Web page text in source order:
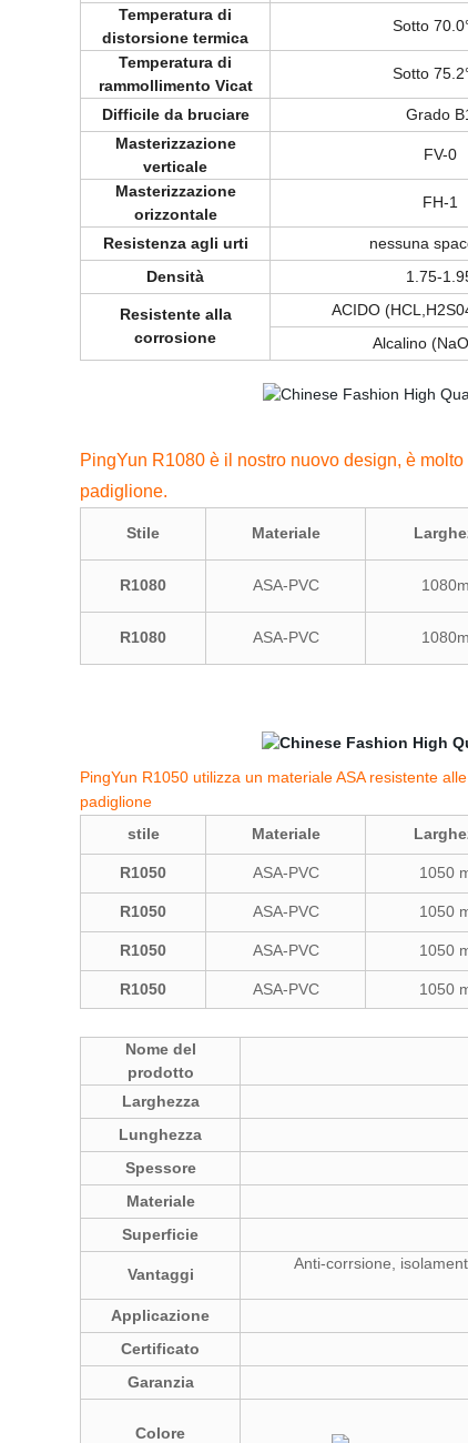
Temperatura di
distorsione termica
Sotto
Temperatura di
rammollimento Vicat
Sotto
Difficile da bruciare Grado
Masterizzazione
verticale
FV-0
Masterizzazione
orizzontale
FH-1
Resistenza agli urti nessuna
Densità
1.75-
Resistente alla
corrosione
ACIDO
Alcalino
PingYun R1080 è il nostro nuovo design, è
padiglione.
Stile Materiale
R1080 ASA-PVC
R1080 ASA-PVC
PingYun R1050 utilizza un materiale ASA resistente
padiglione
stile
Materiale
R1050 ASA-PVC 1050
R1050 ASA-PVC 1050
R1050 ASA-PVC 1050
R1050 ASA-PVC 1050
Nome del
prodotto
Larghezza
Lunghezza
Spessore
Materiale
Superficie
Vantaggi
Anti-corrsione,
Applicazione
Certificato
Garanzia
Colore